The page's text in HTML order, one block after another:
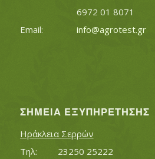
			6972 01 8071
info@agrotest.gr
ΣΗΜΕΊΑ ΕΞΥΠΗΡΈΤΗΣΗΣ
Ηράκλεια Σερρών
Τηλ:		23250 25222